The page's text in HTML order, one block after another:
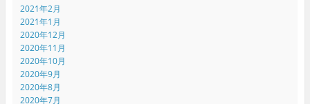
2021年2月
2021年1月
2020年12月
2020年11月
2020年10月
2020年9月
2020年8月
2020年7月